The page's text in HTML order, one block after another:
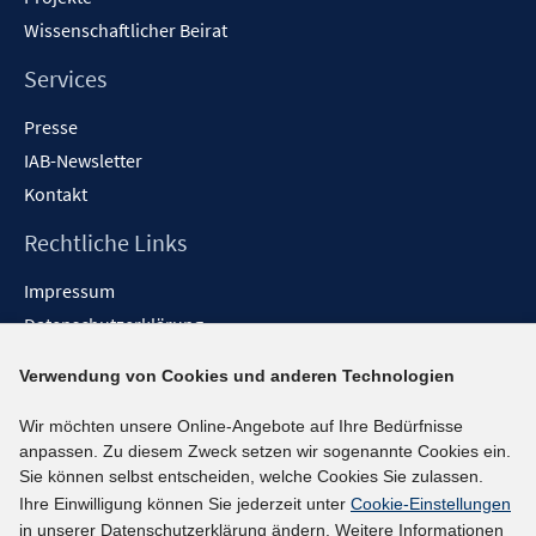
Wissenschaftlicher Beirat
Services
Presse
IAB-Newsletter
Kontakt
Rechtliche Links
Impressum
Datenschutzerklärung
Barrieren melden
Social-Media-Kanäle
BlueSky
YouTube
Verwendung von Cookies und anderen Technologien
Wir möchten unsere Online-Angebote auf Ihre Bedürfnisse
anpassen. Zu diesem Zweck setzen wir sogenannte Cookies ein.
Sie können selbst entscheiden, welche Cookies Sie zulassen.
Ihre Einwilligung können Sie jederzeit unter Cookie-Einstellungen
in unserer Datenschutzerklärung ändern. Weitere Informationen